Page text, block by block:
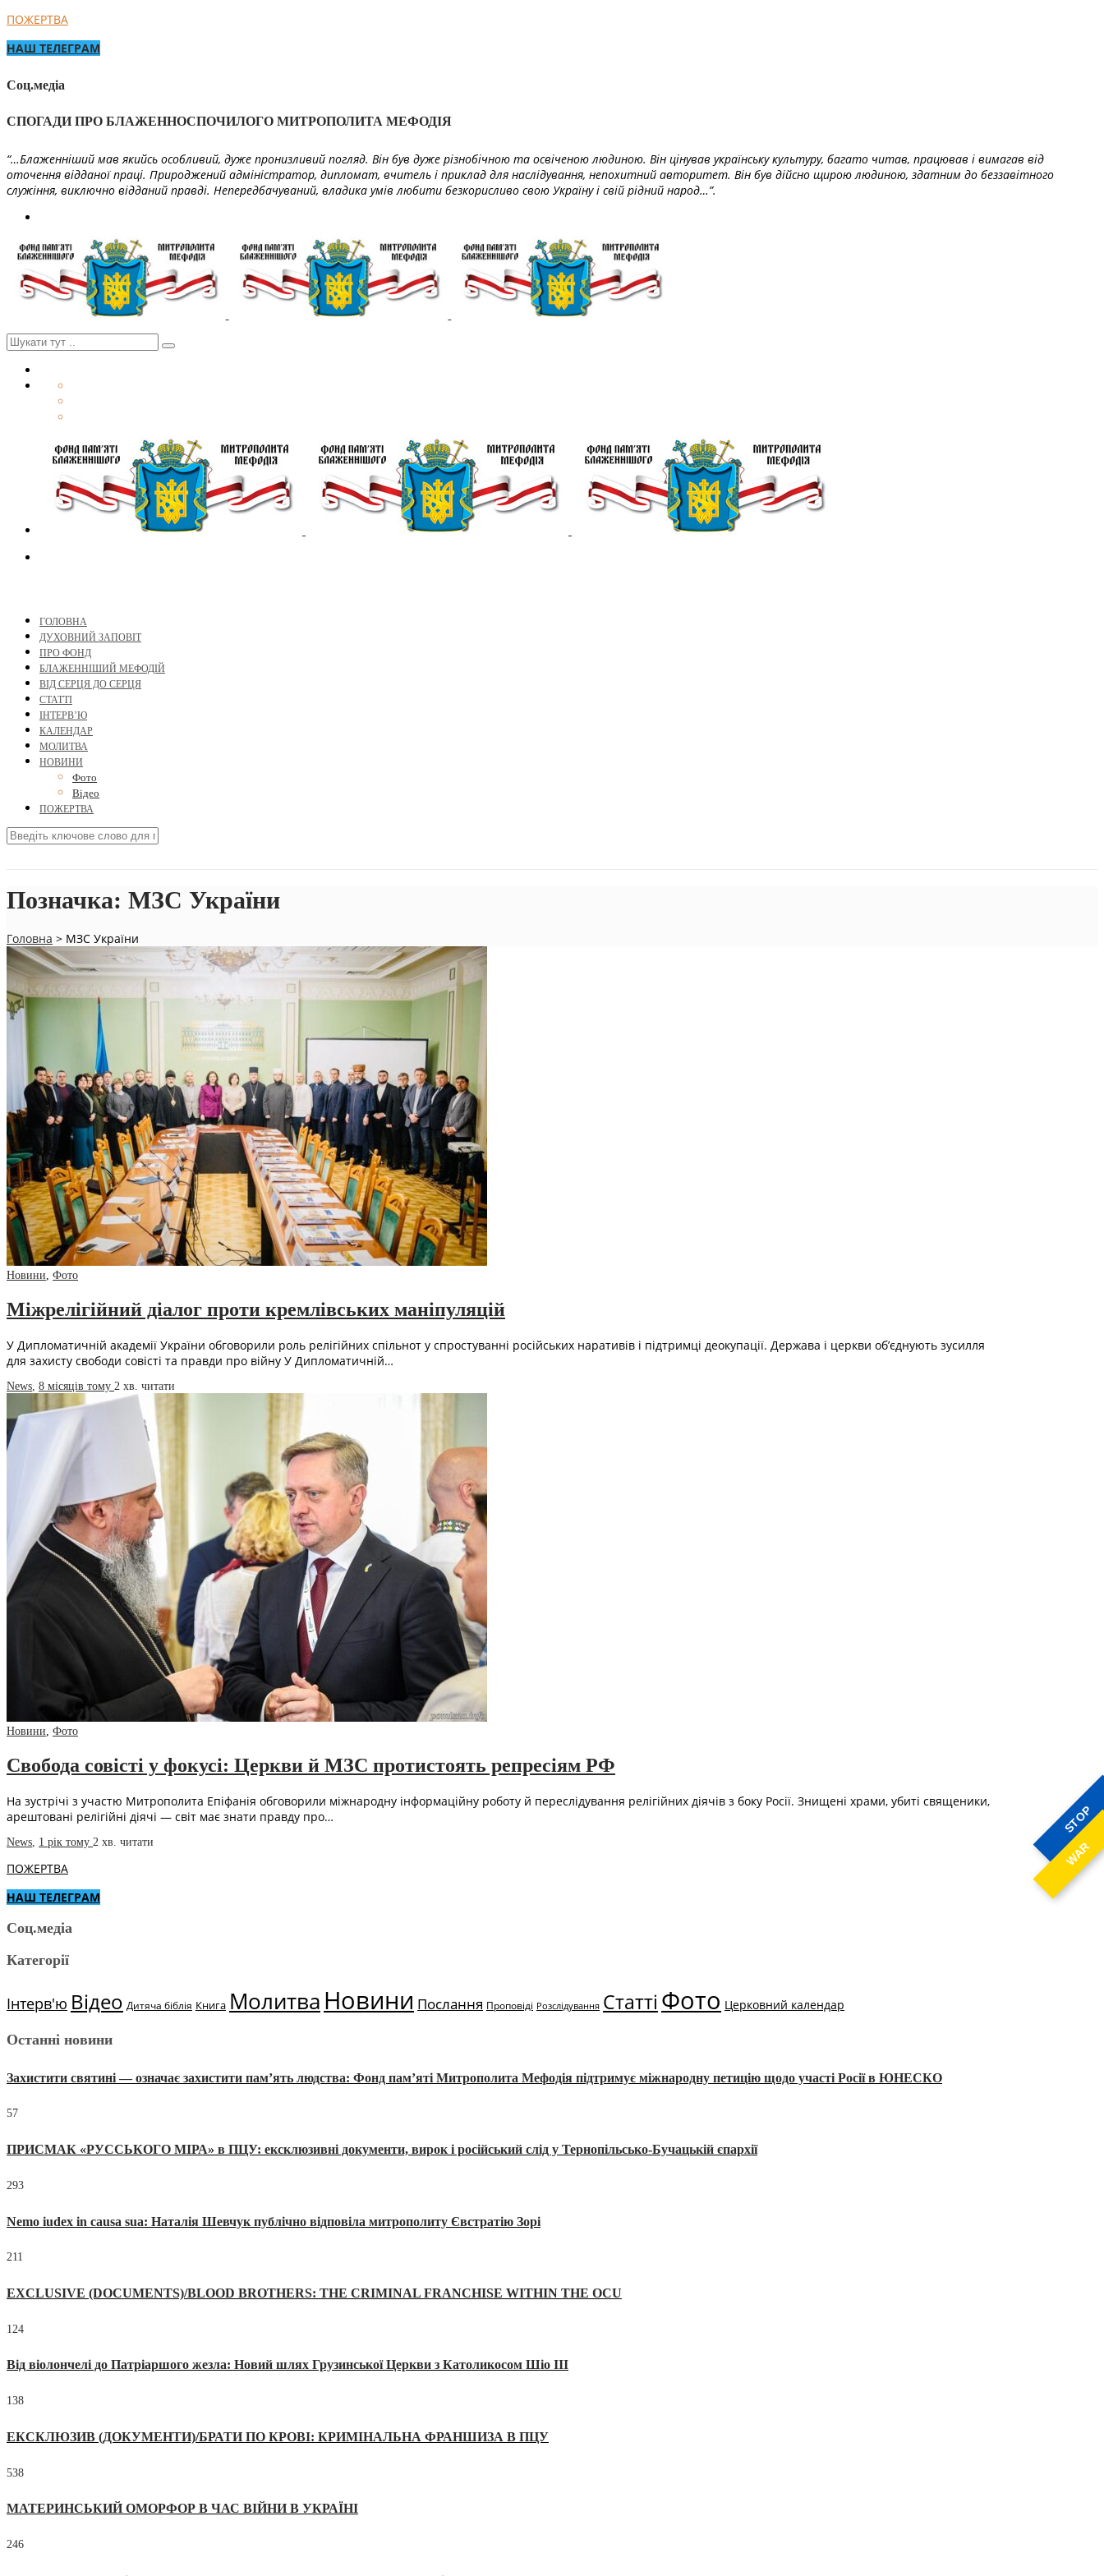
STOP
WAR
ПОЖЕРТВА
НАШ ТЕЛЕГРАМ
Соц.медіа
СПОГАДИ ПРО БЛАЖЕННОСПОЧИЛОГО МИТРОПОЛИТА МЕФОДІЯ
“…Блаженніший мав якийсь особливий, дуже пронизливий погляд. Він був дуже різнобічною та освіченою людиною. Він цінував українську культуру, багато читав, працював і вимагав від
оточення відданої праці. Природжений адміністратор, дипломат, вчитель і приклад для наслідування, непохитний авторитет. Він був дійсно щирою людиною, здатним до беззавітного
служіння, виключно відданий правді. Непередбачуваний, владика умів любити безкорисливо свою Україну і свій рідний народ…”.
ГОЛОВНА
ДУХОВНИЙ ЗАПОВІТ
ПРО ФОНД
БЛАЖЕННІШИЙ МЕФОДІЙ
ВІД СЕРЦЯ ДО СЕРЦЯ
СТАТТІ
ІНТЕРВ’Ю
КАЛЕНДАР
МОЛИТВА
НОВИНИ
Фото
Відео
ПОЖЕРТВА
Позначка: МЗС України
Головна > МЗС України
Новини, Фото
Міжрелігійний діалог проти кремлівських маніпуляцій
У Дипломатичній академії України обговорили роль релігійних спільнот у спростуванні російських наративів і підтримці деокупації. Держава і церкви об’єднують зусилля
для захисту свободи совісті та правди про війну У Дипломатичній…
News, 8 місяців тому 2 хв. читати
Новини, Фото
Свобода совісті у фокусі: Церкви й МЗС протистоять репресіям РФ
На зустрічі з участю Митрополита Епіфанія обговорили міжнародну інформаційну роботу й переслідування релігійних діячів з боку Росії. Знищені храми, убиті священики,
арештовані релігійні діячі — світ має знати правду про…
News 1 рік тому 2 хв. читати
ПОЖЕРТВА
НАШ ТЕЛЕГРАМ
Соц.медіа
Категорії
Інтерв'ю Відео Дитяча біблія Книга МолитваНовини Послання Проповіді Розслідування Статті Фото Церковний календар
Останні новини
Захистити святині — означає захистити пам’ять людства: Фонд пам’яті Митрополита Мефодія підтримує міжнародну петицію щодо участі Росії в ЮНЕСКО
57
ПРИСМАК «РУССЬКОГО МІРА» в ПЦУ: ексклюзивні документи, вирок і російський слід у Тернопільсько-Бучацькій єпархії
293
Nemo iudex in causa sua: Наталія Шевчук публічно відповіла митрополиту Євстратію Зорі
211
EXCLUSIVE (DOCUMENTS)/BLOOD BROTHERS: THE CRIMINAL FRANCHISE WITHIN THE OCU
124
Від віолончелі до Патріаршого жезла: Новий шлях Грузинської Церкви з Католикосом Шіо III
138
ЕКСКЛЮЗИВ (ДОКУМЕНТИ)/БРАТИ ПО КРОВІ: КРИМІНАЛЬНА ФРАНШИЗА В ПЦУ
538
МАТЕРИНСЬКИЙ ОМОРФОР В ЧАС ВІЙНИ В УКРАЇНІ
246